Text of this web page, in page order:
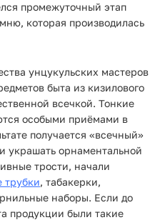
промежуточный этап
которая производилась
унцукульских мастеров
быта из кизилового
всечкой. Тонкие
особыми приёмами в
получается «всечный»
украшать орнаментальной
трости, начали
трубки, табакерки,
наборы. Если до
продукции были такие